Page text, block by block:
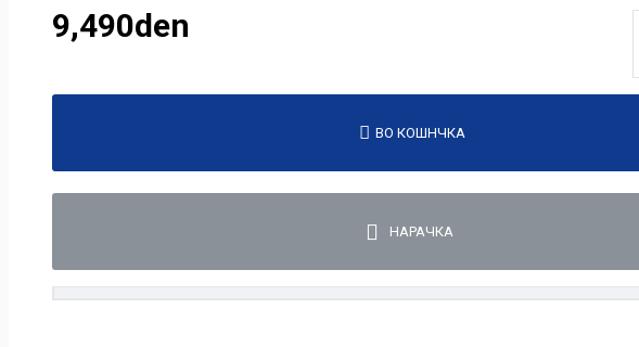
9,490den
ВО КОШНЧКА
НАРАЧКА